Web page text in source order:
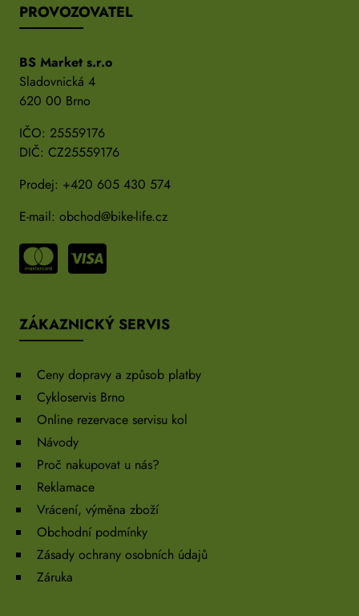
PROVOZOVATEL
BS Market s.r.o
Sladovnická 4
620 00 Brno
IČO: 25559176
DIČ: CZ25559176
Prodej: +420 605 430 574
E-mail: obchod@bike-life.cz
ZÁKAZNICKÝ SERVIS
Ceny dopravy a způsob platby
Cykloservis Brno
Online rezervace servisu kol
Návody
Proč nakupovat u nás?
Reklamace
Vrácení, výměna zboží
Obchodní podmínky
Zásady ochrany osobních údajů
Záruka